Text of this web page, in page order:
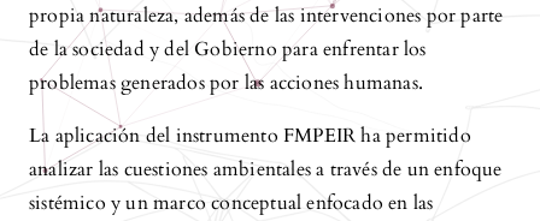
propia naturaleza, además de las intervenciones por parte
de la sociedad y del Gobierno para enfrentar los
problemas generados por las acciones humanas.
La aplicación del instrumento FMPEIR ha permitido
analizar las cuestiones ambientales a través de un enfoque
sistémico y un marco conceptual enfocado en las